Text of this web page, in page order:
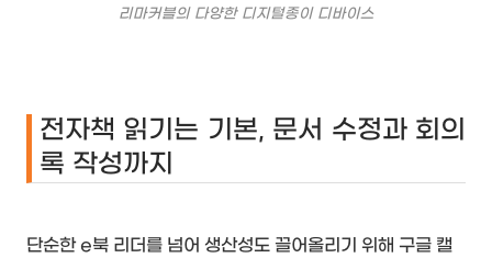
리마커블의 다양한 디지털종이 디바이스
전자책 읽기는 기본, 문서 수정과 회의
록 작성까지
단순한 e북 리더를 넘어 생산성도 끌어올리기 위해 구글 캘